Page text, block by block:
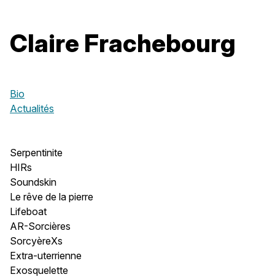
Claire Frachebourg
Bio
Actualités
Serpentinite
HIRs
Soundskin
Le rêve de la pierre
Lifeboat
AR-Sorcières
SorcyèreXs
Extra-uterrienne
Exosquelette